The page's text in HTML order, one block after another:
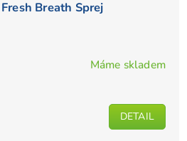
Breath Sprej
Máme skladem
DETAIL